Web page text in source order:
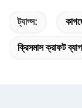
ট্যাগ্স:
ক্রিসমাস ক্রাফট ব্যাগ